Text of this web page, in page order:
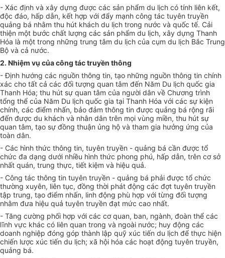
- Xác định và xây dựng được các sản phẩm du lịch có tính liên kết,
độc đáo, hấp dẫn, kết hợp với đẩy mạnh công tác tuyên truyền
quảng bá nhằm thu hút khách du lịch trong nước và quốc tế. Cải
thiện một bước chất lượng các sản phẩm du lịch, xây dựng Thanh
Hóa là một trong những trung tâm du lịch của cụm du lịch Bắc Trung
Bộ và cả nước.
2. Nhiệm vụ của công tác truyền thông
- Định hướng các nguồn thông tin, tạo những nguồn thông tin chính
xác cho tất cả các đối tượng quan tâm đến Năm Du lịch quốc gia
Thanh Hóa; thu hút sự quan tâm của người dân về Chương trình
tổng thể của Năm Du lịch quốc gia tại Thanh Hóa với các sự kiện
chính, các điểm nhấn, bảo đảm thông tin được quảng bá rộng rãi
đến được du khách và nhân dân trên mọi vùng miền, thu hút sự
quan tâm, tạo sự đồng thuận ủng hộ và tham gia hưởng ứng của
toàn dân.
- Các hình thức thông tin, tuyên truyền - quảng bá cần được tổ
chức đa dạng dưới nhiều hình thức phong phú, hấp dẫn, trên cơ sở
nhất quán, trung thực, tiết kiệm và hiệu quả.
- Công tác thông tin tuyên truyền - quảng bá phải được tổ chức
thường xuyên, liên tục, đồng thời phát động các đợt tuyên truyền
tập trung, tạo điểm nhấn, linh động phù hợp với từng đối tượng
nhằm đưa hiệu quả tuyên truyền đạt mức cao nhất.
- Tăng cường phối hợp với các cơ quan, ban, ngành, đoàn thể các
lĩnh vực khác có liên quan trong và ngoài nước; huy động các
doanh nghiệp đóng góp thành lập quỹ xúc tiến du lịch để thực hiện
chiến lược xúc tiến du lịch; xã hội hóa các hoạt động tuyên truyền,
quảng bá.